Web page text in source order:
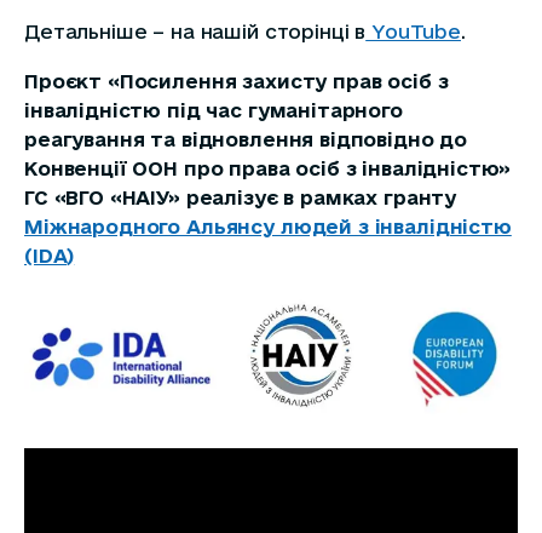
Детальніше – на нашій сторінці в YouTube.
Проєкт «Посилення захисту прав осіб з
інвалідністю під час гуманітарного
реагування та відновлення відповідно до
Конвенції ООН про права осіб з інвалідністю»
ГС «ВГО «НАІУ» реалізує в рамках гранту
Міжнародного Альянсу людей з інвалідністю
(IDA)